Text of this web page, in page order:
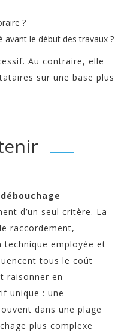
?
avant le début des travaux ?
Au contraire, elle
sur une base plus
d’un seul critère. La
raccordement,
technique employée et
tous le coût
raisonner en
unique : une
dans une plage
plus complexe